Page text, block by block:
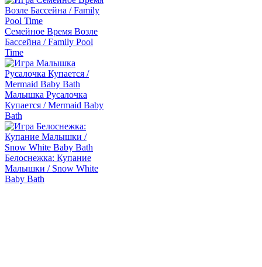
Семейное Время Возле
Бассейна / Family Pool
Time
Малышка Русалочка
Купается / Mermaid Baby
Bath
Белоснежка: Купание
Малышки / Snow White
Baby Bath